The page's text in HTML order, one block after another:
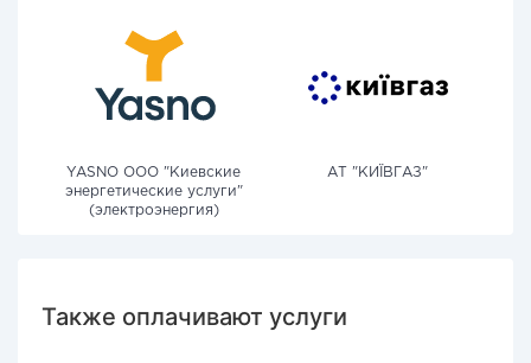
YASNO OOO "Киевские
энергетические услуги"
(электроэнергия)
АТ "КИЇВГАЗ"
Также оплачивают услуги